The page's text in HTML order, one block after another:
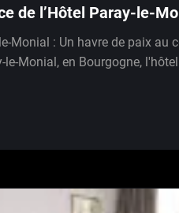
de l’Hôtel Paray-le-
Monial : Un havre de paix
Monial, en Bourgogne,